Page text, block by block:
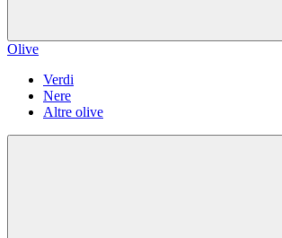
Olive
Verdi
Nere
Altre olive